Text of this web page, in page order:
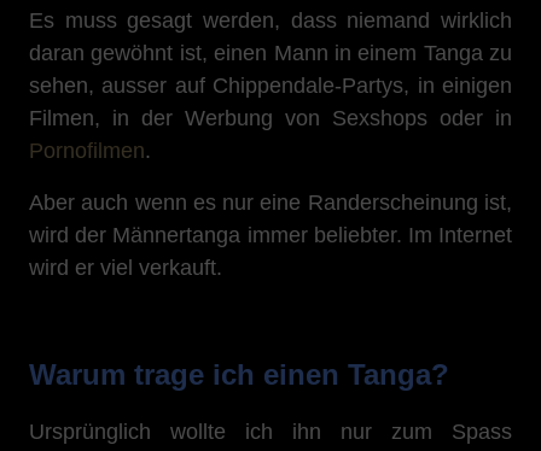
Es muss gesagt werden, dass niemand wirklich
daran gewöhnt ist, einen Mann in einem Tanga zu
sehen, ausser auf Chippendale-Partys, in einigen
Filmen, in der Werbung von Sexshops oder in
Pornofilmen.
Aber auch wenn es nur eine Randerscheinung ist,
wird der Männertanga immer beliebter. Im Internet
wird er viel verkauft.
Warum trage ich einen Tanga?
Ursprünglich wollte ich ihn nur zum Spass